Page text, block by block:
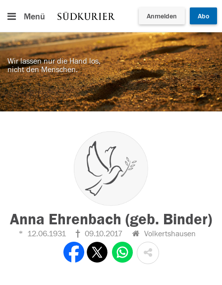
Menü Anmelden Abo
Wir lassen nur die Hand los,
nicht den Menschen.
Anna Ehrenbach (geb. Binder)
12.06.1931 09.10.2017 Volkertshausen